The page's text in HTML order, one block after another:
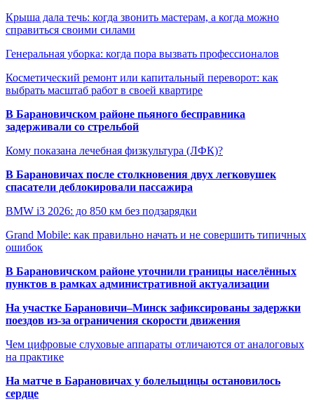
Крыша дала течь: когда звонить мастерам, а когда можно
справиться своими силами
Генеральная уборка: когда пора вызвать профессионалов
Косметический ремонт или капитальный переворот: как
выбрать масштаб работ в своей квартире
В Барановичском районе пьяного бесправника
задерживали со стрельбой
Кому показана лечебная физкультура (ЛФК)?
В Барановичах после столкновения двух легковушек
спасатели деблокировали пассажира
BMW i3 2026: до 850 км без подзарядки
Grand Mobile: как правильно начать и не совершить типичных
ошибок
В Барановичском районе уточнили границы населённых
пунктов в рамках административной актуализации
На участке Барановичи–Минск зафиксированы задержки
поездов из-за ограничения скорости движения
Чем цифровые слуховые аппараты отличаются от аналоговых
на практике
На матче в Барановичах у болельщицы остановилось
сердце